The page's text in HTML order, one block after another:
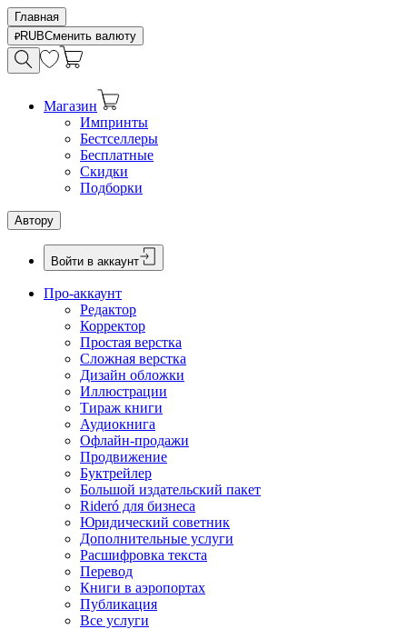
Главная
RUBСменить валюту
Магазин
Импринты
Бестселлеры
Бесплатные
Скидки
Подборки
Автору
Войти в аккаунт
Про-аккаунт
Редактор
Корректор
Простая верстка
Сложная верстка
Дизайн обложки
Иллюстрации
Тираж книги
Аудиокнига
Офлайн-продажи
Продвижение
Буктрейлер
Большой издательский пакет
Rideró для бизнеса
Юридический советник
Дополнительные услуги
Расшифровка текста
Перевод
Книги в аэропортах
Публикация
Все услуги